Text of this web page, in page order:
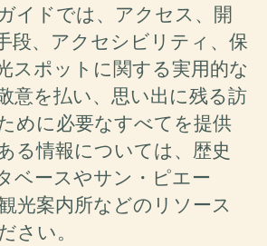
イドでは、アクセス、開
段、アクセシビリティ、保
スポットに関する実用的な
意を払い、思い出に残る訪
めに必要なすべてを提供
る情報については、歴史
ベースやサン・ピエー
光案内所などのリソース
さい。